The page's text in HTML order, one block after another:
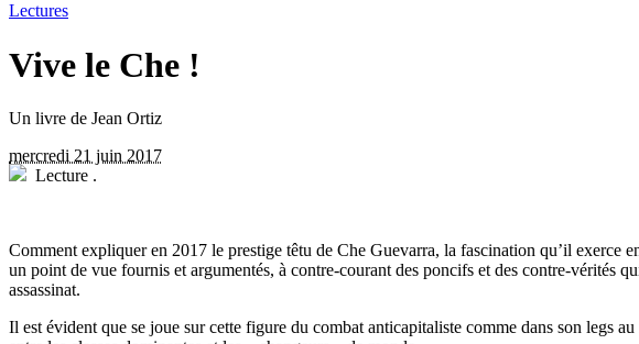
Lectures
Vive le Che !
Un livre de Jean Ortiz
mercredi 21 juin 2017
Lecture .
Comment expliquer en 2017 le prestige têtu de Che Guevarra, la fascination qu’il exerce
un point de vue fournis et argumentés, à contre-courant des poncifs et des contre-vérités
assassinat.
Il est évident que se joue sur cette figure du combat anticapitaliste comme dans son legs